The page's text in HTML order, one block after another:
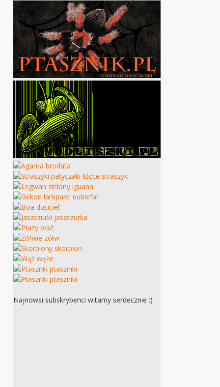
Najnowsi subskrybenci witamy serdecznie :)